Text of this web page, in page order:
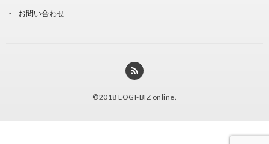
お問い合わせ
©2018 LOGI-BIZ online